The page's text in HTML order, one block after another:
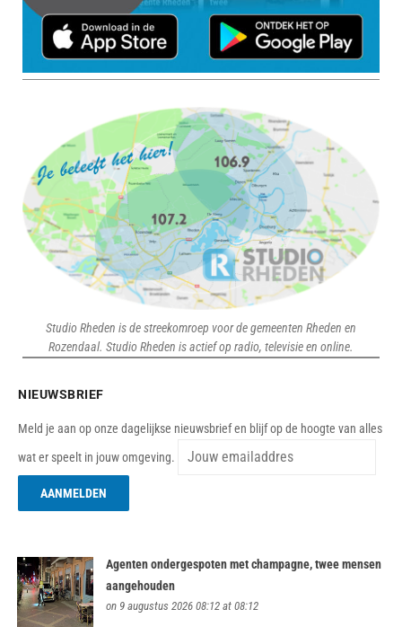
Studio Rheden is de streekomroep voor de gemeenten Rheden en
Rozendaal. Studio Rheden is actief op radio, televisie en online.
NIEUWSBRIEF
Meld je aan op onze dagelijkse nieuwsbrief en blijf op de hoogte van alles
wat er speelt in jouw omgeving.
Agenten ondergespoten met champagne, twee mensen
aangehouden
on 9 augustus 2026 08:12 at 08:12